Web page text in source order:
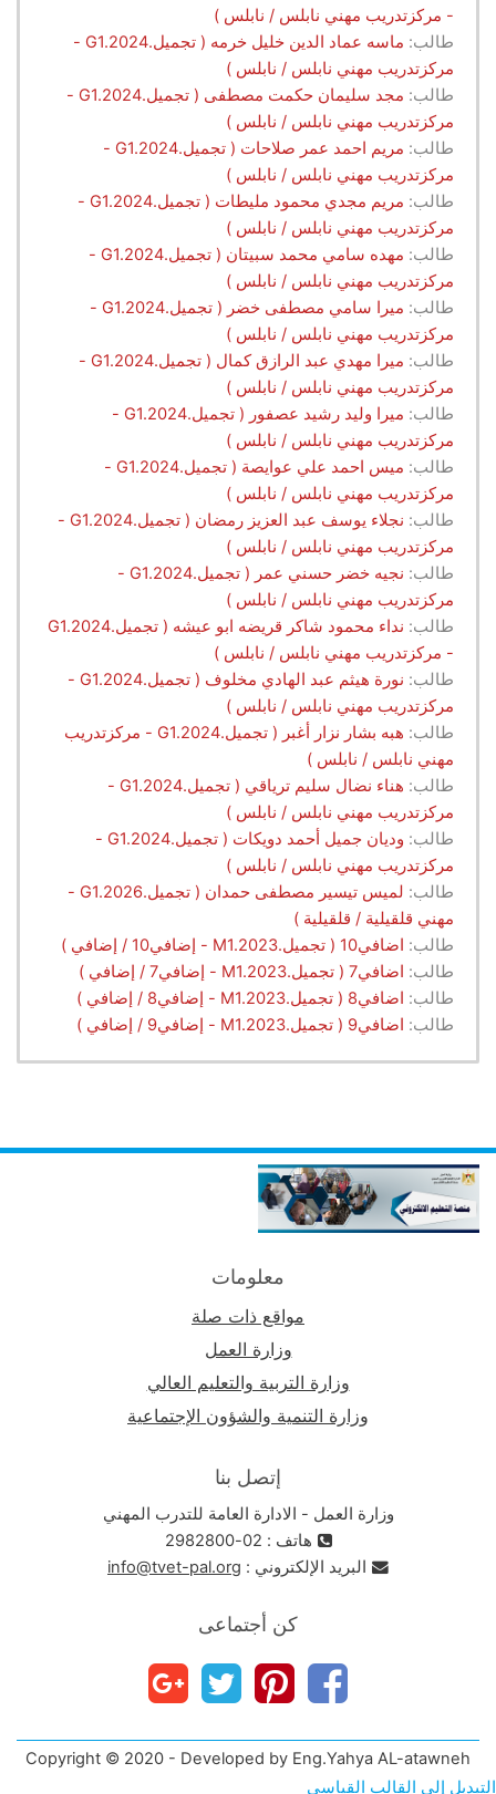
- مركزتدريب مهني نابلس / نابلس )
طالب:
ماسه عماد الدين خليل خرمه ( تجميل.G1.2024 -
مركزتدريب مهني نابلس / نابلس )
طالب:
مجد سليمان حكمت مصطفى ( تجميل.G1.2024 -
مركزتدريب مهني نابلس / نابلس )
طالب:
مريم احمد عمر صلاحات ( تجميل.G1.2024 -
مركزتدريب مهني نابلس / نابلس )
طالب:
مريم مجدي محمود مليطات ( تجميل.G1.2024 -
مركزتدريب مهني نابلس / نابلس )
طالب:
مهده سامي محمد سبيتان ( تجميل.G1.2024 -
مركزتدريب مهني نابلس / نابلس )
طالب:
ميرا سامي مصطفى خضر ( تجميل.G1.2024 -
مركزتدريب مهني نابلس / نابلس )
طالب:
ميرا مهدي عبد الرازق كمال ( تجميل.G1.2024 -
مركزتدريب مهني نابلس / نابلس )
طالب:
ميرا وليد رشيد عصفور ( تجميل.G1.2024 -
مركزتدريب مهني نابلس / نابلس )
طالب:
ميس احمد علي عوايصة ( تجميل.G1.2024 -
مركزتدريب مهني نابلس / نابلس )
طالب:
نجلاء يوسف عبد العزيز رمضان ( تجميل.G1.2024 -
مركزتدريب مهني نابلس / نابلس )
طالب:
نجيه خضر حسني عمر ( تجميل.G1.2024 -
مركزتدريب مهني نابلس / نابلس )
طالب:
نداء محمود شاكر قريضه ابو عيشه ( تجميل.G1.2024
- مركزتدريب مهني نابلس / نابلس )
طالب:
نورة هيثم عبد الهادي مخلوف ( تجميل.G1.2024 -
مركزتدريب مهني نابلس / نابلس )
طالب:
هبه بشار نزار أغبر ( تجميل.G1.2024 - مركزتدريب
مهني نابلس / نابلس )
طالب:
هناء نضال سليم ترياقي ( تجميل.G1.2024 -
مركزتدريب مهني نابلس / نابلس )
طالب:
وديان جميل أحمد دويكات ( تجميل.G1.2024 -
مركزتدريب مهني نابلس / نابلس )
طالب:
لميس تيسير مصطفى حمدان ( تجميل.G1.2026 -
مهني قلقيلية / قلقيلية )
طالب: اضافي10 ( تجميل.M1.2023 - إضافي10 / إضافي )
طالب: اضافي7 ( تجميل.M1.2023 - إضافي7 / إضافي )
طالب: اضافي8 ( تجميل.M1.2023 - إضافي8 / إضافي )
طالب: اضافي9 ( تجميل.M1.2023 - إضافي9 / إضافي )
معلومات
مواقع ذات صلة
وزارة العمل
وزارة التربية والتعليم العالي
وزارة التنمية والشؤون الإجتماعية
إتصل بنا
وزارة العمل - الادارة العامة للتدرب المهني
هاتف : 02-2982800
البريد الإلكتروني : info@tvet-pal.org
كن أجتماعى
Copyright © 2020 - Developed by Eng.Yahya AL-atawneh
التبديل إلى القالب القياسي